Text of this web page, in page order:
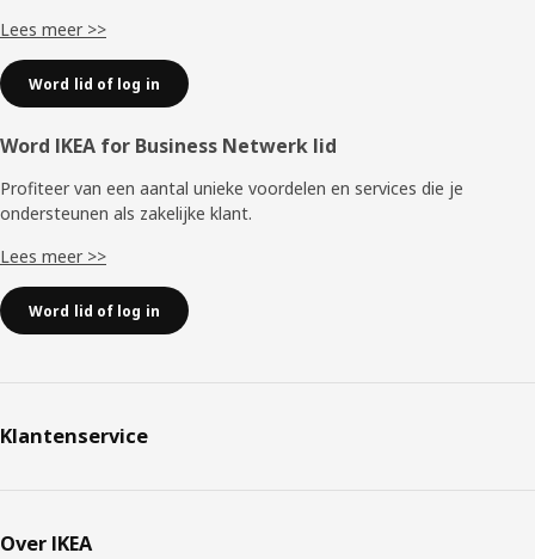
Lees meer >>
Word lid of log in
Word IKEA for Business Netwerk lid
Profiteer van een aantal unieke voordelen en services die je
ondersteunen als zakelijke klant.
Lees meer >>
Word lid of log in
Klantenservice
Over IKEA